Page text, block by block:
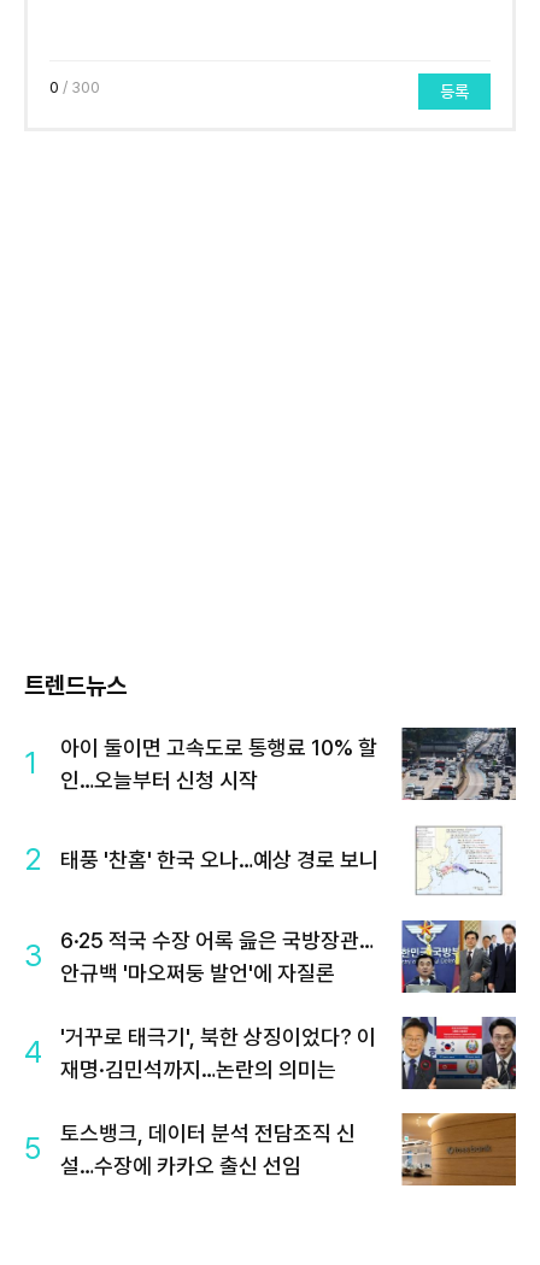
0 / 300 등록
트렌드뉴스
1
아이 둘이면 고속도로 통행료 10% 할
인…오늘부터 신청 시작
2 태풍 '찬홈' 한국 오나…예상 경로 보니
3
6·25 적국 수장 어록 읊은 국방장관…
안규백 '마오쩌둥 발언'에 자질론
4
'거꾸로 태극기', 북한 상징이었다? 이
재명·김민석까지…논란의 의미는
5
토스뱅크, 데이터 분석 전담조직 신
설…수장에 카카오 출신 선임